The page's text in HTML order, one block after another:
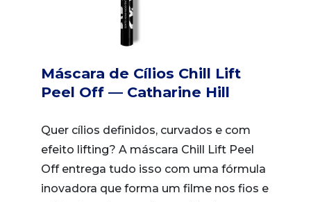
Máscara de Cílios Chill Lift
Peel Off — Catharine Hill
Quer cílios definidos, curvados e com
efeito lifting? A máscara Chill Lift Peel
Off entrega tudo isso com uma fórmula
inovadora que forma um filme nos fios e